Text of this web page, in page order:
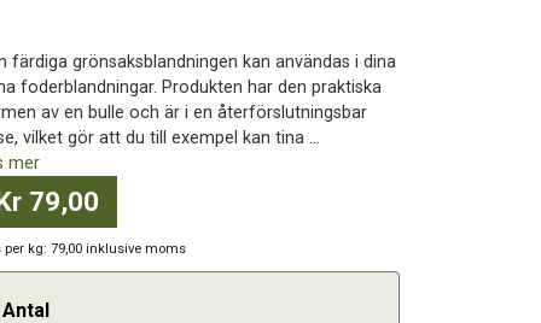
färdiga grönsaksblandningen kan användas i dina
foderblandningar. Produkten har den praktiska
av en bulle och är i en återförslutningsbar
vilket gör att du till exempel kan tina ...
mer
79,00
per kg: 79,00 inklusive moms
Antal